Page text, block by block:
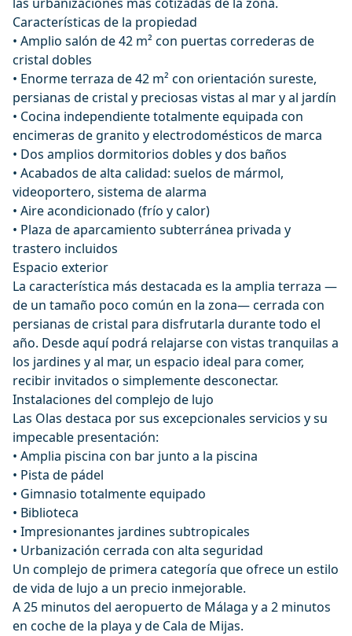
Características de la propiedad
• Amplio salón de 42 m² con puertas correderas de
cristal dobles
• Enorme terraza de 42 m² con orientación sureste,
persianas de cristal y preciosas vistas al mar y al jardín
• Cocina independiente totalmente equipada con
encimeras de granito y electrodomésticos de marca
• Dos amplios dormitorios dobles y dos baños
• Acabados de alta calidad: suelos de mármol,
videoportero, sistema de alarma
• Aire acondicionado (frío y calor)
• Plaza de aparcamiento subterránea privada y
trastero incluidos
Espacio exterior
La característica más destacada es la amplia terraza —
de un tamaño poco común en la zona— cerrada con
persianas de cristal para disfrutarla durante todo el
año. Desde aquí podrá relajarse con vistas tranquilas a
los jardines y al mar, un espacio ideal para comer,
recibir invitados o simplemente desconectar.
Instalaciones del complejo de lujo
Las Olas destaca por sus excepcionales servicios y su
impecable presentación:
• Amplia piscina con bar junto a la piscina
• Pista de pádel
• Gimnasio totalmente equipado
• Biblioteca
• Impresionantes jardines subtropicales
• Urbanización cerrada con alta seguridad
Un complejo de primera categoría que ofrece un ‌estilo
‌de ‌vida ‌de ‌lujo a un precio inmejorable.
A ‌25 ‌minutos ‌del aeropuerto de ‌Málaga ‌y ‌a ‌2 minutos
‌en ‌coche de ‌la ‌playa ‌y ‌de ‌Cala ‌de ‌Mijas.